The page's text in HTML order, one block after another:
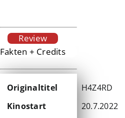
Review
Fakten + Credits
Originaltitel
H4Z4RD
Kinostart
20.7.2022